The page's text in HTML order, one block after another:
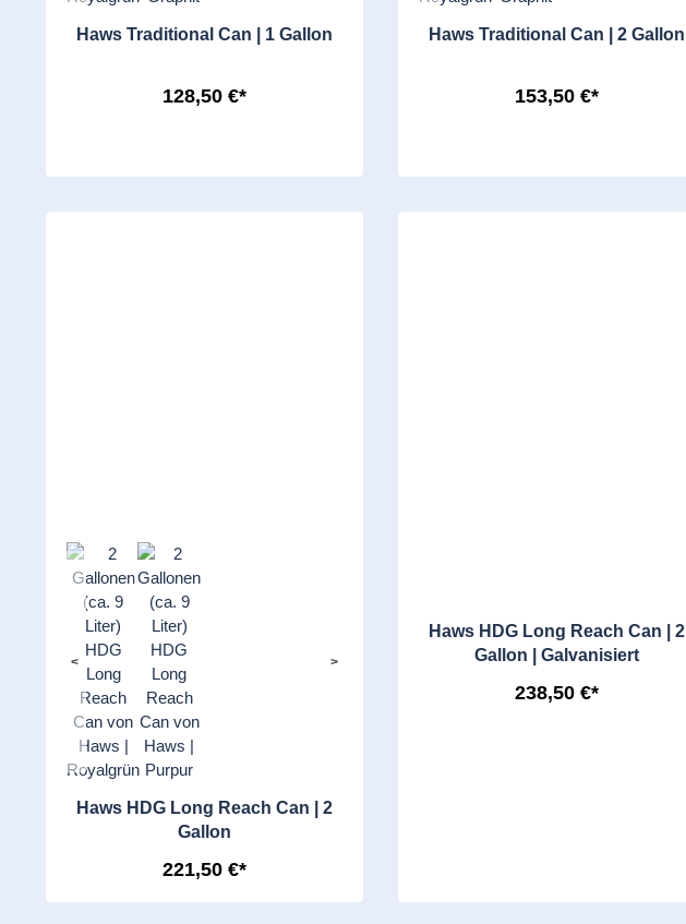
Haws Traditional Can | 1 Gallon
128,50 €*
Haws Traditional Can | 2 Gallon
153,50 €*
< >
Haws HDG Long Reach Can | 2
Gallon
221,50 €*
Haws HDG Long Reach Can | 2
Gallon | Galvanisiert
238,50 €*